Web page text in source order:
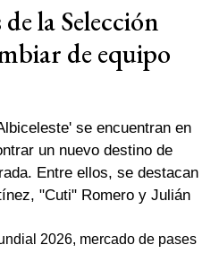
la Selección
de equipo
se encuentran en
un nuevo destino de
Entre ellos, se destacan
"Cuti" Romero y Julián